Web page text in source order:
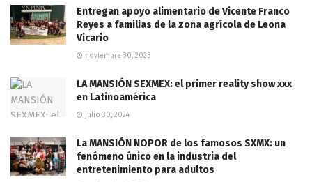
Entregan apoyo alimentario de Vicente Franco
Reyes a familias de la zona agrícola de Leona
Vicario
noviembre 30, 2025
LA MANSIÓN SEXMEX: el primer reality show xxx
en Latinoamérica
julio 30, 2024
La MANSIÓN NOPOR de los famosos SXMX: un
fenómeno único en la industria del
entretenimiento para adultos